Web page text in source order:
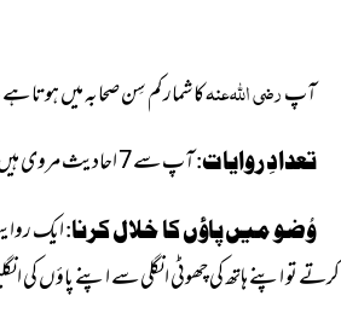
آپرضی اللہ عنہکا شمار کم سِن صحابہ میں
تعدادِ روایات:آپ سے7 احادیث مروی ہیں۔
وُضو میں پاؤں کا خلال کرنا:ایک
کرتے تو اپنے ہاتھ کی چھوٹی انگلی سے اپنے پاؤں کی